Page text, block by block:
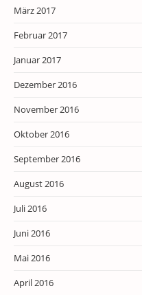
März 2017
Februar 2017
Januar 2017
Dezember 2016
November 2016
Oktober 2016
September 2016
August 2016
Juli 2016
Juni 2016
Mai 2016
April 2016